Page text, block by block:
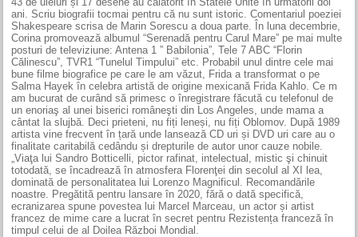
ani. Scriu biografii tocmai pentru că nu sunt istoric. Comentariul poeziei
Shakespeare scrisa de Marin Sorescu a doua parte. În luna decembrie,
Corina promovează albumul “Serenadă pentru Carul Mare” pe mai multe
posturi de televiziune: Antena 1 ” Babilonia”, Tele 7 ABC “Florin
Călinescu”, TVR1 “Tunelul Timpului” etc. Probabil unul dintre cele mai
bune filme biografice pe care le am văzut, Frida a transformat o pe
Salma Hayek în celebra artistă de origine mexicană Frida Kahlo. Ce m
am bucurat de curând să primesc o înre­gistrare făcută cu telefonul de
un enoriaş al unei biserici româneşti din Los Angeles, unde mama a
cântat la slujbă. Deci prieteni, nu fiți leneși, nu fiți Oblomov. După 1989
artista vine frecvent în țară unde lansează CD uri și DVD uri care au o
finalitate caritabilă cedându și drepturile de autor unor cauze nobile.
„Viaţa lui Sandro Botticelli, pictor rafinat, intelectual, mistic şi chinuit
totodată, se încadrează în atmosfera Florenţei din secolul al XI lea,
dominată de personalitatea lui Lorenzo Magnificul. Recomandările
noastre. Pregătită pentru lansare în 2020, fără o dată specifică,
ecranizarea spune povestea lui Marcel Marceau, un actor și artist
francez de mime care a lucrat în secret pentru Rezistența franceză în
timpul celui de al Doilea Război Mondial.